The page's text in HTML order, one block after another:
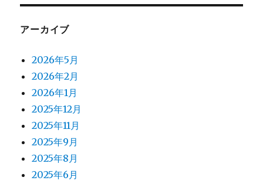
アーカイブ
2026年5月
2026年2月
2026年1月
2025年12月
2025年11月
2025年9月
2025年8月
2025年6月